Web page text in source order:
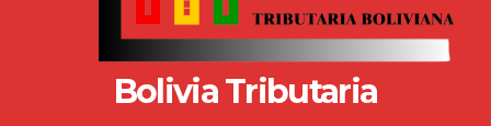
Bolivia Tributaria